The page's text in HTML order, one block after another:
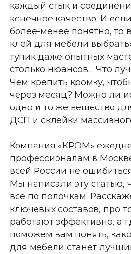
каждый стык и
конечное качество. И
более-менее понятно, то
клей для мебели
тупик даже опытных
столько нюансов… Что
Чем крепить кромку,
через месяц? Можно ли
одно и то же вещество
ДСП и склейки
Компания «КРОМ»
профессионалам в
всей России не
Мы написали эту статью,
всё по полочкам.
ключевых составов, про
работают эффективно, а
поможем вам понять,
для мебели станет